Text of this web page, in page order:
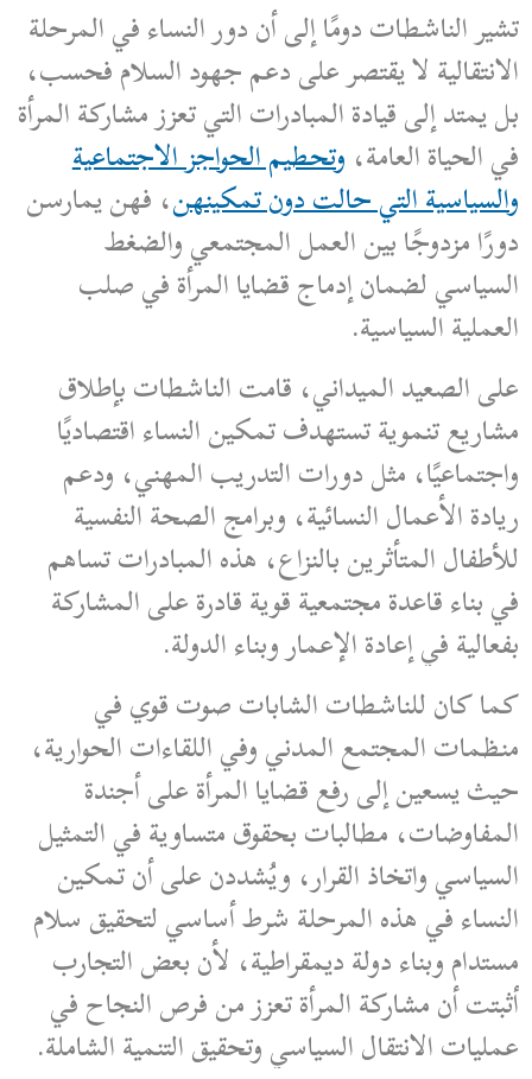
تشير الناشطات دومًا إلى أن دور النساء في المرحلة
الانتقالية لا يقتصر على دعم جهود السلام فحسب،
بل يمتد إلى قيادة المبادرات التي تعزز مشاركة المرأة
في الحياة العامة،وتحطيم الحواجز الاجتماعية
والسياسية التي حالت دون تمكينهن، فهن يمارسن
دورًا مزدوجًا بين العمل المجتمعي والضغط
السياسي لضمان إدماج قضايا المرأة في صلب
العملية السياسية.
على الصعيد الميداني، قامت الناشطات بإطلاق
مشاريع تنموية تستهدف تمكين النساء اقتصاديًا
واجتماعيًا، مثل دورات التدريب المهني، ودعم
ريادة الأعمال النسائية، وبرامج الصحة النفسية
للأطفال المتأثرين بالنزاع، هذه المبادرات تساهم
في بناء قاعدة مجتمعية قوية قادرة على المشاركة
بفعالية في إعادة الإعمار وبناء الدولة.
كما كان للناشطات الشابات صوت قوي في
منظمات المجتمع المدني وفي اللقاءات الحوارية،
حيث يسعين إلى رفع قضايا المرأة على أجندة
المفاوضات، مطالبات بحقوق متساوية في التمثيل
السياسي واتخاذ القرار، ويُشددن على أن تمكين
النساء في هذه المرحلة شرط أساسي لتحقيق سلام
مستدام وبناء دولة ديمقراطية، لأن بعض التجارب
أثبتت أن مشاركة المرأة تعزز من فرص النجاح في
عمليات الانتقال السياسي وتحقيق التنمية الشاملة.